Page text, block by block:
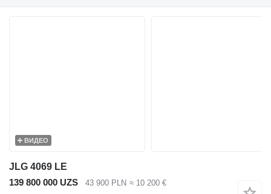
ВИДЕО
JLG 4069 LE
139 800 000 UZS
43 900 PLN ≈ 10 200 €